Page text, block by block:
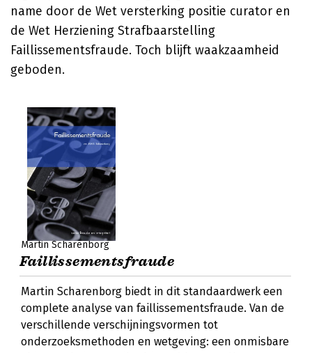
name door de Wet versterking positie curator en
de Wet Herziening Strafbaarstelling
Faillissementsfraude. Toch blijft waakzaamheid
geboden.
Martin Scharenborg
Faillissementsfraude
Martin Scharenborg biedt in dit standaardwerk een
complete analyse van faillissementsfraude. Van de
verschillende verschijningsvormen tot
onderzoeksmethoden en wetgeving: een onmisbare